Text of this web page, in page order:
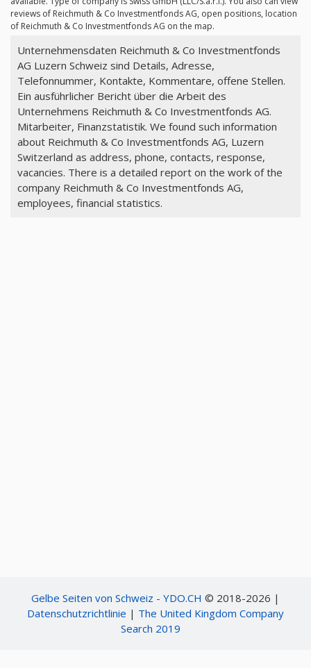
reviews of Reichmuth & Co Investmentfonds AG, open positions, location
of Reichmuth & Co Investmentfonds AG on the map.
Unternehmensdaten Reichmuth & Co Investmentfonds
AG Luzern Schweiz sind Details, Adresse,
Telefonnummer, Kontakte, Kommentare, offene Stellen.
Ein ausführlicher Bericht über die Arbeit des
Unternehmens Reichmuth & Co Investmentfonds AG.
Mitarbeiter, Finanzstatistik. We found such information
about Reichmuth & Co Investmentfonds AG, Luzern
Switzerland as address, phone, contacts, response,
vacancies. There is a detailed report on the work of the
company Reichmuth & Co Investmentfonds AG,
employees, financial statistics.
Gelbe Seiten von Schweiz - YDO.CH © 2018-2026 |
Datenschutzrichtlinie | The United Kingdom Company
Search 2019